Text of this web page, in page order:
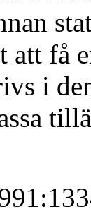
att få
i